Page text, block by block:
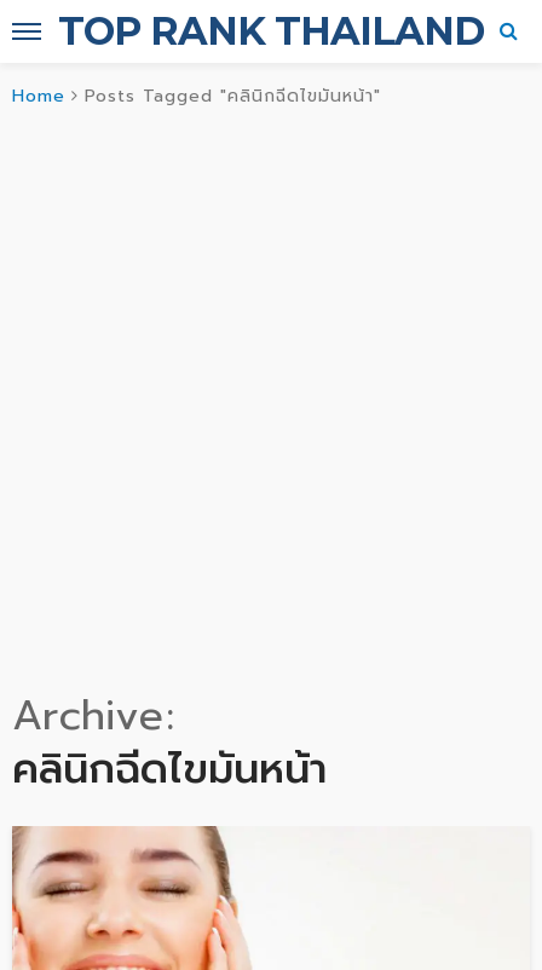
TOP RANK THAILAND
Home Posts Tagged "คลินิกฉีดไขมันหน้า"
Archive
คลินิกฉีดไขมันหน้า